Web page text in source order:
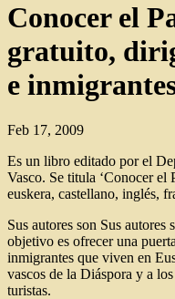
Conocer el
gratuito,
e
Feb 17, 2009
Es un libro editado por el
Vasco. Se titula ‘Conocer el
euskera, castellano, inglés,
Sus autores son Sus
objetivo es ofrecer una
inmigrantes que viven en
vascos de la Diáspora y a
turistas.